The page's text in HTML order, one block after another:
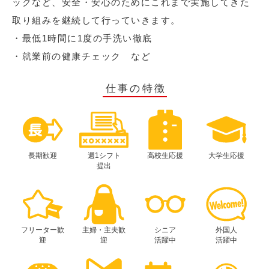
ックなど、安全・安心のためにこれまで実施してきた
取り組みを継続して行っていきます。
・最低1時間に1度の手洗い徹底
・就業前の健康チェック など
仕事の特徴
長期歓迎
週1シフト
提出
高校生応援 大学生応援
フリーター歓
迎
主婦・主夫歓
迎
シニア
活躍中
外国人
活躍中